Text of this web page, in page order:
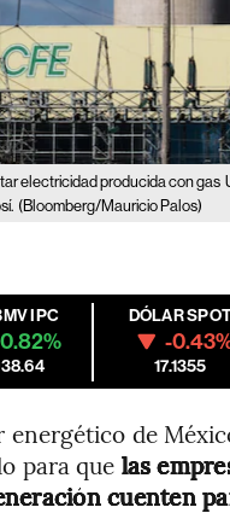
electricidad producida con gas
(Bloomberg/Mauricio Palos)
IPC DÓLAR
-
17.1355
de
para que las
cuenten